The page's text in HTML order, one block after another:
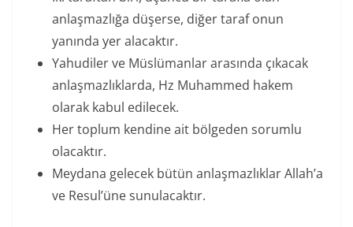
anlaşmazlığa düşerse, diğer taraf onun
yanında yer alacaktır.
Yahudiler ve Müslümanlar arasında çıkacak
anlaşmazlıklarda, Hz Muhammed hakem
olarak kabul edilecek.
Her toplum kendine ait bölgeden sorumlu
olacaktır.
Meydana gelecek bütün anlaşmazlıklar Allah’a
ve Resul’üne sunulacaktır.